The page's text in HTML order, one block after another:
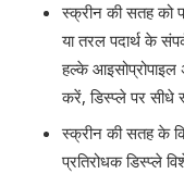
स्क्रीन की सतह को
या तरल पदार्थ के
हल्के
करें, डिस्प्ले पर
स्क्रीन की सतह के
प्रतिरोधक डिस्प्ले